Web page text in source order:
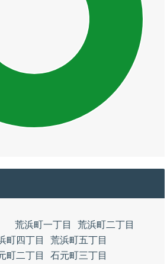
荒浜町一丁目
荒浜町二丁目
町四丁目
荒浜町五丁目
町二丁目 石元町三丁目